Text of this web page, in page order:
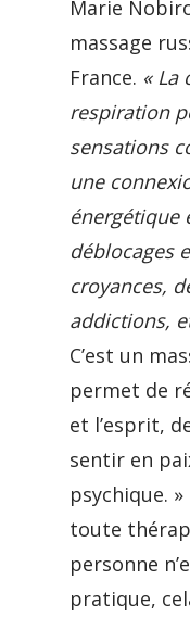
Marie
massage
France. « La
respiration
sensations
une
énergétique
déblocages
croyances,
addictions,
C’est un
permet de
et l’esprit,
sentir en
psychique.
toute
personne
pratique,